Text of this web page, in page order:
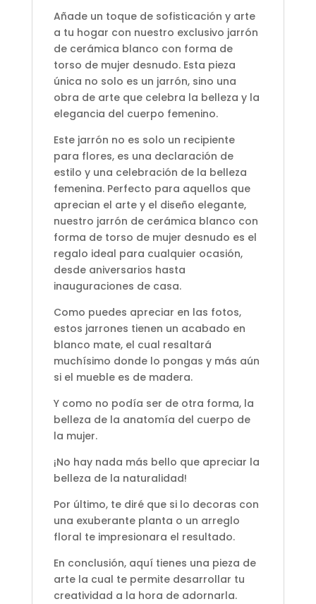
Añade un toque de sofisticación y arte
a tu hogar con nuestro exclusivo jarrón
de cerámica blanco con forma de
torso de mujer desnudo. Esta pieza
única no solo es un jarrón, sino una
obra de arte que celebra la belleza y la
elegancia del cuerpo femenino.
Este jarrón no es solo un recipiente
para flores, es una declaración de
estilo y una celebración de la belleza
femenina. Perfecto para aquellos que
aprecian el arte y el diseño elegante,
nuestro jarrón de cerámica blanco con
forma de torso de mujer desnudo es el
regalo ideal para cualquier ocasión,
desde aniversarios hasta
inauguraciones de casa.
Como puedes apreciar en las fotos,
estos jarrones tienen un acabado en
blanco mate, el cual resaltará
muchísimo donde lo pongas y más aún
si el mueble es de madera.
Y como no podía ser de otra forma, la
belleza de la anatomía del cuerpo de
la mujer.
¡No hay nada más bello que apreciar la
belleza de la naturalidad!
Por último, te diré que si lo decoras con
una exuberante planta o un arreglo
floral te impresionara el resultado.
En conclusión, aquí tienes una pieza de
arte la cual te permite desarrollar tu
creatividad a la hora de adornarla.